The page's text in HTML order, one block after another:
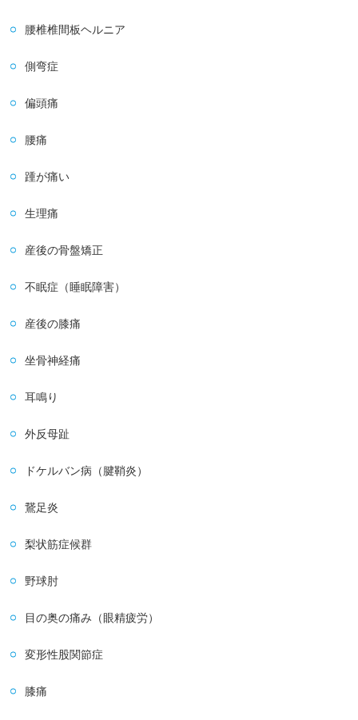
腰椎椎間板ヘルニア
側弯症
偏頭痛
腰痛
踵が痛い
生理痛
産後の骨盤矯正
不眠症（睡眠障害）
産後の膝痛
坐骨神経痛
耳鳴り
外反母趾
ドケルバン病（腱鞘炎）
鵞足炎
梨状筋症候群
野球肘
目の奥の痛み（眼精疲労）
変形性股関節症
膝痛